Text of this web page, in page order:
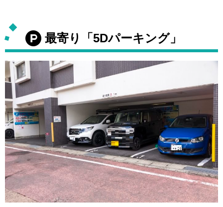
最寄り「5Dパーキング」